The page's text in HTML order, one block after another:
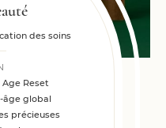
des soins
Reset
âge global
précieuses